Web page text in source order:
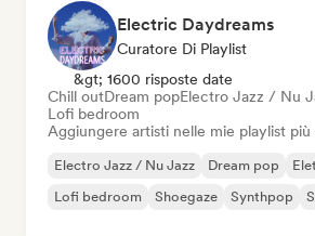
Electric Daydreams
Curatore Di Playlist
&gt; 1600 risposte date
Chill outDream popElectro Jazz / Nu
Lofi bedroom
Aggiungere artisti nelle mie playlist più
Electro Jazz / Nu Jazz Dream pop
Lofi bedroom
Shoegaze Synthpop